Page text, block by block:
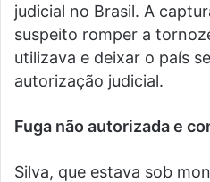
judicial no Brasil. A
suspeito romper a
utilizava e deixar o país
autorização judicial.
Fuga não autorizada e
Silva, que estava sob